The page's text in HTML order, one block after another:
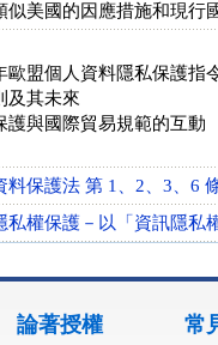
似美國的因應措施和現行
歐盟個人資料隱私保護指
及其未來
護與國際貿易規範的互動
料保護法 第 1、2、3、6
私權保護－以「資訊隱私
論著授權 常